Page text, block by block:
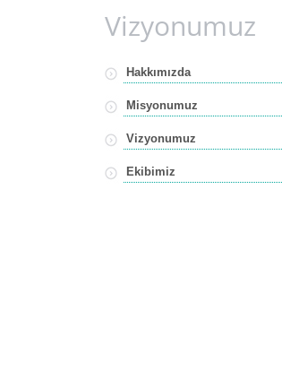
Vizyonumuz
Hakkımızda
Misyonumuz
Vizyonumuz
Ekibimiz